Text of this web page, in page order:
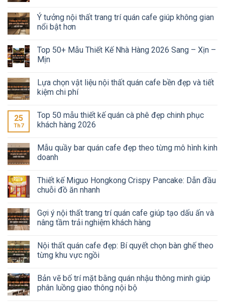
Ý tưởng nội thất trang trí quán cafe giúp không gian
nổi bật hơn
Top 50+ Mẫu Thiết Kế Nhà Hàng 2026 Sang – Xịn –
Mịn
Lựa chọn vật liệu nội thất quán cafe bền đẹp và tiết
kiệm chi phí
25
Th7
Top 50 mẫu thiết kế quán cà phê đẹp chinh phục
khách hàng 2026
Mẫu quầy bar quán cafe đẹp theo từng mô hình kinh
doanh
Thiết kế Miguo Hongkong Crispy Pancake: Dẫn đầu
chuỗi đồ ăn nhanh
Gợi ý nội thất trang trí quán cafe giúp tạo dấu ấn và
nâng tầm trải nghiệm khách hàng
Nội thất quán cafe đẹp: Bí quyết chọn bàn ghế theo
từng khu vực ngồi
Bản vẽ bố trí mặt bằng quán nhậu thông minh giúp
phân luồng giao thông nội bộ